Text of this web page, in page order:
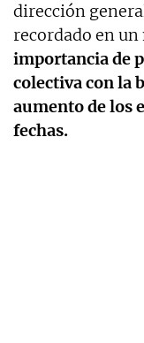
dirección
recordado en un
importancia de
colectiva con la
aumento de los
fechas.